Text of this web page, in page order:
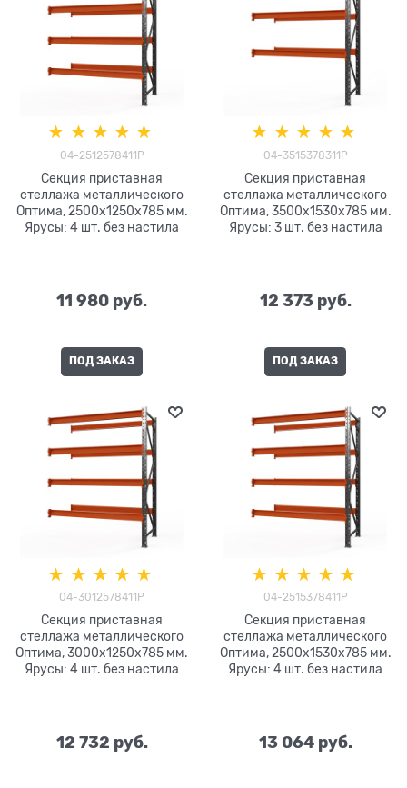
04-2512578411P
Секция приставная
стеллажа металлического
Оптима, 2500x1250x785 мм.
Ярусы: 4 шт. без настила
11 980 руб.
ПОД ЗАКАЗ
04-3515378311P
Секция приставная
стеллажа металлического
Оптима, 3500x1530x785 мм.
Ярусы: 3 шт. без настила
12 373 руб.
ПОД ЗАКАЗ
04-3012578411P
Секция приставная
стеллажа металлического
Оптима, 3000x1250x785 мм.
Ярусы: 4 шт. без настила
12 732 руб.
04-2515378411P
Секция приставная
стеллажа металлического
Оптима, 2500x1530x785 мм.
Ярусы: 4 шт. без настила
13 064 руб.